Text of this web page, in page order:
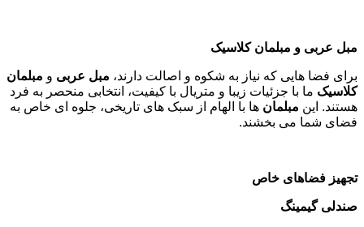
مبل عربی و مبلمان کلاسیک
برای فضا هایی که نیاز به شکوه و اصالت دارند، مبل عربی و مبلمان
کلاسیک ما با جزئیات زیبا و متریال با کیفیت، انتخابی منحصر به فرد
هستند. این مبلمان ها با الهام از سبک های تاریخی، جلوه ای خاص به
فضای شما می بخشند.
تجهیز فضاهای خاص
صندلی گیمینگ